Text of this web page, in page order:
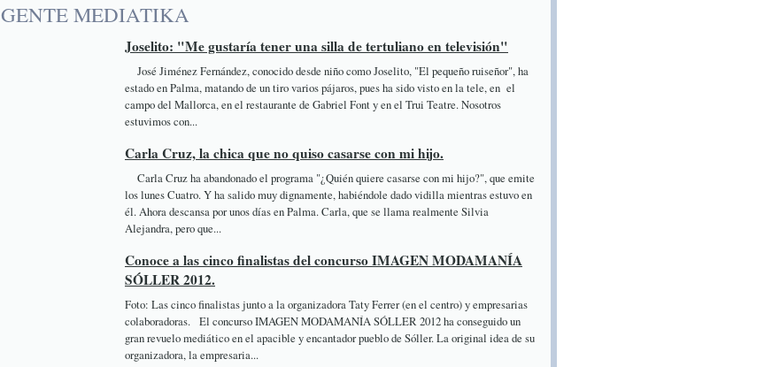
GENTE MEDIATIKA
Joselito: "Me gustaría tener una silla de tertuliano en televisión"
José Jiménez Fernández, conocido desde niño como Joselito, "El pequeño ruiseñor", ha
estado en Palma, matando de un tiro varios pájaros, pues ha sido visto en la tele, en el
campo del Mallorca, en el restaurante de Gabriel Font y en el Trui Teatre. Nosotros
estuvimos con...
Carla Cruz, la chica que no quiso casarse con mi hijo.
Carla Cruz ha abandonado el programa "¿Quién quiere casarse con mi hijo?", que emite
los lunes Cuatro. Y ha salido muy dignamente, habiéndole dado vidilla mientras estuvo en
él. Ahora descansa por unos días en Palma. Carla, que se llama realmente Silvia
Alejandra, pero que...
Conoce a las cinco finalistas del concurso IMAGEN MODAMANÍA
SÓLLER 2012.
Foto: Las cinco finalistas junto a la organizadora Taty Ferrer (en el centro) y empresarias
colaboradoras. El concurso IMAGEN MODAMANÍA SÓLLER 2012 ha conseguido un
gran revuelo mediático en el apacible y encantador pueblo de Sóller. La original idea de su
organizadora, la empresaria...